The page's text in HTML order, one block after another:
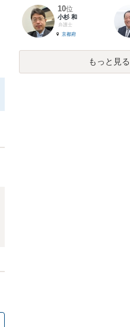
10位
小杉 和
弁護士
京都府
もっと見る